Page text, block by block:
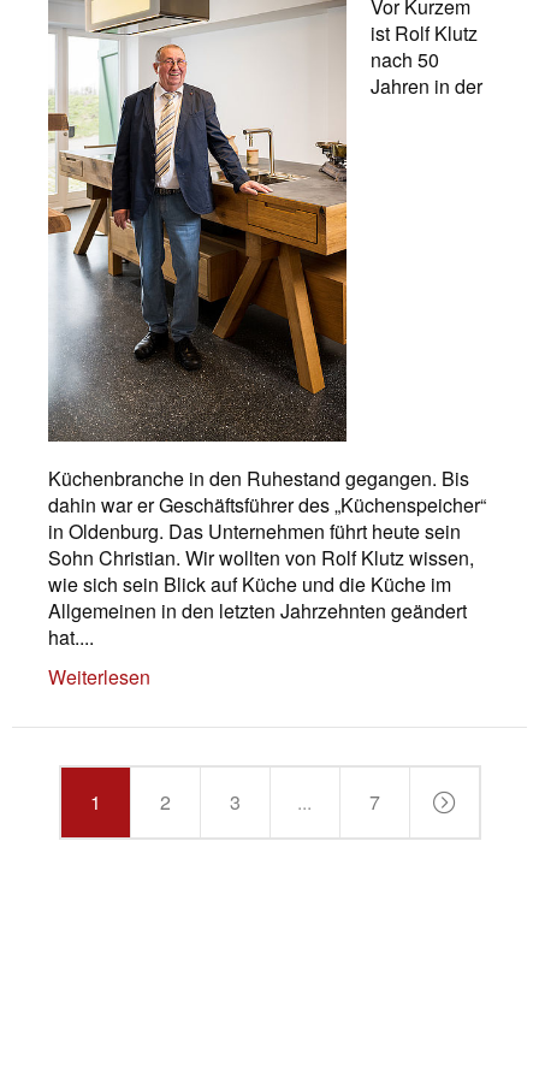
Vor Kurzem
ist Rolf Klutz
nach 50
Jahren in der
Küchenbranche in den Ruhestand gegangen. Bis
dahin war er Geschäftsführer des „Küchenspeicher“
in Oldenburg. Das Unternehmen führt heute sein
Sohn Christian. Wir wollten von Rolf Klutz wissen,
wie sich sein Blick auf Küche und die Küche im
Allgemeinen in den letzten Jahrzehnten geändert
hat....
Weiterlesen
1 2 3 ... 7